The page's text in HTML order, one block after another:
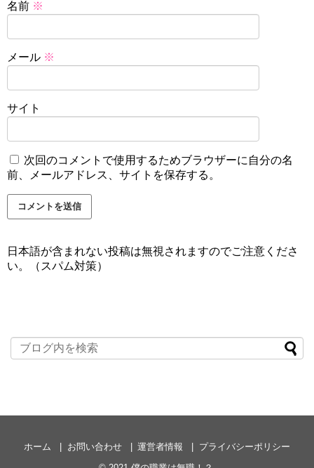
名前 ※
メール ※
サイト
次回のコメントで使用するためブラウザーに自分の名
前、メールアドレス、サイトを保存する。
日本語が含まれない投稿は無視されますのでご注意くださ
い。（スパム対策）
ホーム お問い合わせ 運営者情報
プライバシーポリシー